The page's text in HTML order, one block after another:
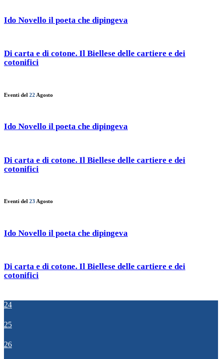
Ido Novello il poeta che dipingeva
Di carta e di cotone. Il Biellese delle cartiere e dei
cotonifici
Eventi del 22 Agosto
Ido Novello il poeta che dipingeva
Di carta e di cotone. Il Biellese delle cartiere e dei
cotonifici
Eventi del 23 Agosto
Ido Novello il poeta che dipingeva
Di carta e di cotone. Il Biellese delle cartiere e dei
cotonifici
24
25
26